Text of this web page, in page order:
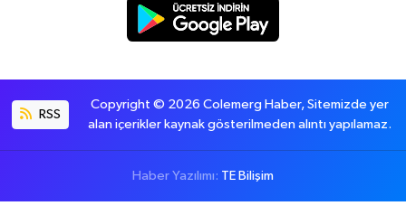
RSS
Copyright © 2026 Colemerg Haber, Sitemizde yer
alan içerikler kaynak gösterilmeden alıntı yapılamaz.
Haber Yazılımı: TE Bilişim